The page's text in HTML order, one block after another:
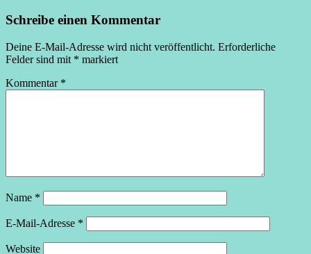
Schreibe einen Kommentar
Deine E-Mail-Adresse wird nicht veröffentlicht. Erforderliche
Felder sind mit * markiert
Kommentar *
Name *
E-Mail-Adresse *
Website